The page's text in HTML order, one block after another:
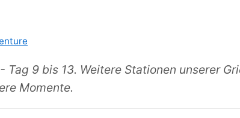
Tag 9 bis 13. Weitere Stationen unserer
Momente.